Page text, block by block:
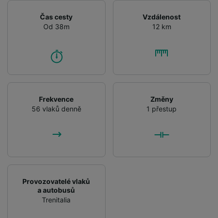
Čas cesty
Od 38m
Vzdálenost
12 km
Frekvence
56 vlaků denně
Změny
1 přestup
Provozovatelé vlaků
a autobusů
Trenitalia